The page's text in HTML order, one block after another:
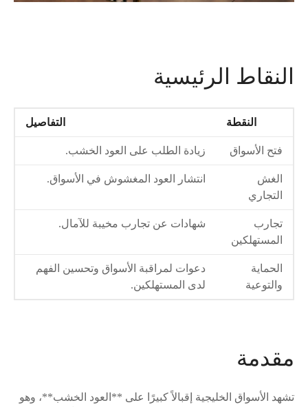
النقاط الرئيسية
النقطة التفاصيل
فتح الأسواق زيادة الطلب على العود الخشب.
الغش
التجاري
انتشار العود المغشوش في الأسواق.
تجارب
المستهلكين
شهادات عن تجارب مخيبة للآمال.
الحماية
والتوعية
دعوات لمراقبة الأسواق وتحسين الفهم
لدى المستهلكين.
مقدمة
تشهد الأسواق الخليجية إقبالاً كبيرًا على **العود الخشب**، وهو